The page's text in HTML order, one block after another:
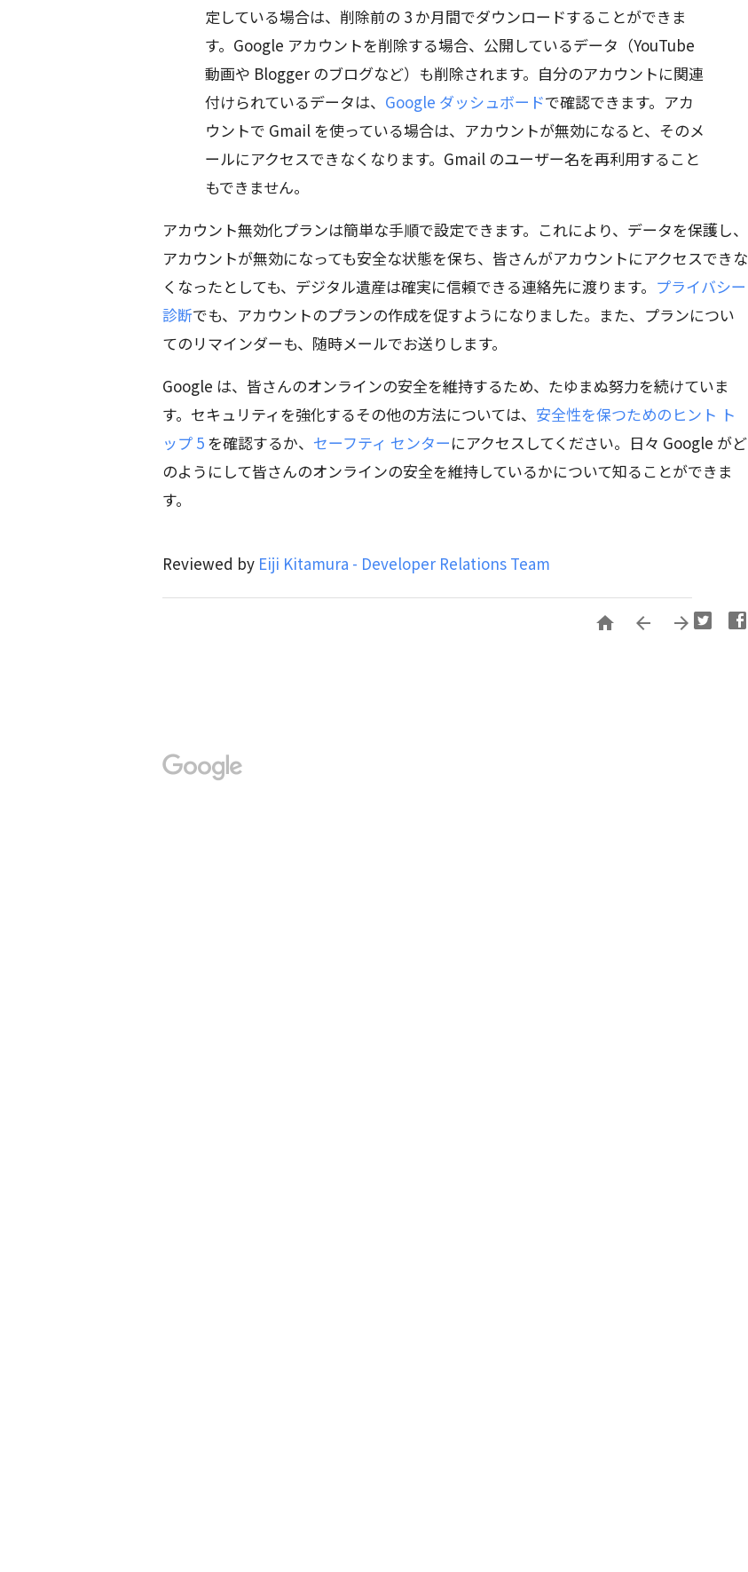
定している場合は、削除前の 3 か月間でダウンロードすることができま
す。Google アカウントを削除する場合、公開しているデータ（YouTube
動画や Blogger のブログなど）も削除されます。自分のアカウントに関連
付けられているデータは、 Google ダッシュボードで確認できます。アカ
ウントで Gmail を使っている場合は、アカウントが無効になると、そのメ
ールにアクセスできなくなります。Gmail のユーザー名を再利用すること
もできません。
アカウント無効化プランは簡単な手順で設定できます。これにより、データを保護し、
アカウントが無効になっても安全な状態を保ち、皆さんがアカウントにアクセスできな
くなったとしても、デジタル遺産は確実に信頼できる連絡先に渡ります。 プライバシー
診断でも、アカウントのプランの作成を促すようになりました。また、プランについ
てのリマインダーも、随時メールでお送りします。
Google は、皆さんのオンラインの安全を維持するため、たゆまぬ努力を続けていま
す。セキュリティを強化するその他の方法については、 安全性を保つためのヒント ト
ップ 5 を確認するか、 セーフティ センターにアクセスしてください。日々 Google がど
のようにして皆さんのオンラインの安全を維持しているかについて知ることができま
す。
Reviewed by Eiji Kitamura - Developer Relations Team
  